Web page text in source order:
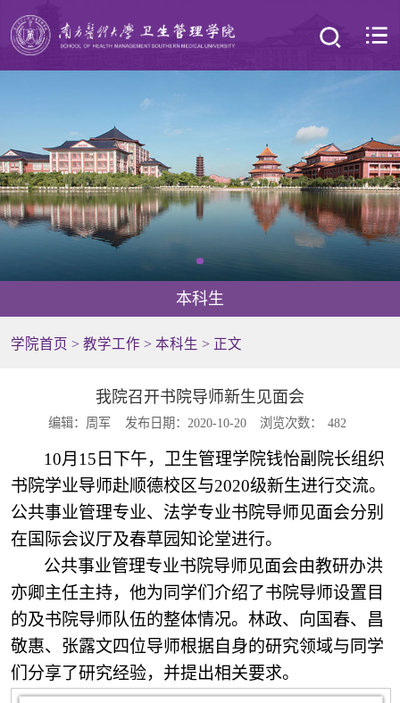
本科生
学院首页 > 教学工作 > 本科生 > 正文
我院召开书院导师新生见面会
编辑：周军 发布日期：2020-10-20 浏览次数： 482
10月15日下午，卫生管理学院钱怡副院长组织
书院学业导师赴顺德校区与2020级新生进行交流。
公共事业管理专业、法学专业书院导师见面会分别
在国际会议厅及春草园知论堂进行。
公共事业管理专业书院导师见面会由教研办洪
亦卿主任主持，他为同学们介绍了书院导师设置目
的及书院导师队伍的整体情况。林政、向国春、昌
敬惠、张露文四位导师根据自身的研究领域与同学
们分享了研究经验，并提出相关要求。